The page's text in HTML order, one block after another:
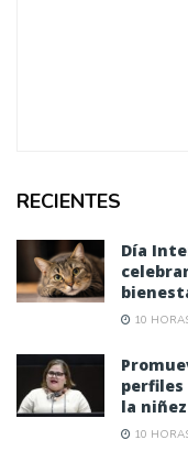
RECIENTES
Día
10
perfiles
la
10